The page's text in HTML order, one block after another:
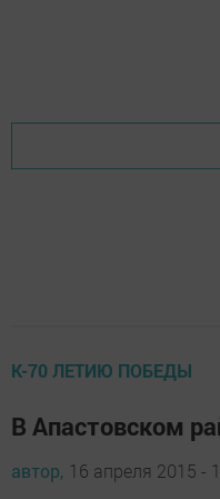
К-70 ЛЕТИЮ ПОБЕДЫ
В Апастовском
автор, 16 апреля 2015 -